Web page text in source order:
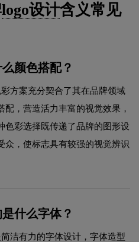
logo设计含义常见
颜色搭配？
方案充分契合了其在品牌领域
，营造活力丰富的视觉效果，
色彩选择既传递了品牌的图形设
众，使标志具有较强的视觉辨识
什么字体？
洁有力的字体设计，字体造型